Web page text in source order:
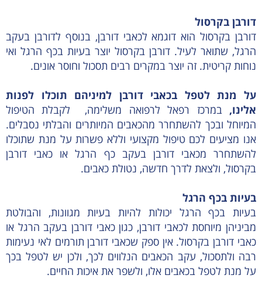
דורבן בקרסול
דורבן בקרסול הוא דוגמא לכאבי דורבן, בנוסף לדורבן בעקב
הרגל, שתואר לעיל. דורבן בקרסול יוצר בעיות בכף הרגל ואי
נוחות קריטית. זה יוצר במקרים רבים תסכול וחוסר אונים.
על מנת לטפל בכאבי דורבן למיניהם תוכלו לפנות
אלינו, במרכז רפאל לרפואה משלימה, לקבלת הטיפול
המיוחל ובכך להשתחרר מהכאבים המיותרים והבלתי נסבלים.
אנו מציעים לכם טיפול מקצועי וללא פשרות על מנת שתוכלו
להשתחרר מכאבי דורבן בעקב כף הרגל או כאבי דורבן
בקרסול, ולצאת לדרך חדשה, נטולת כאבים.
בעיות בכף הרגל
בעיות בכף הרגל יכולות להיות בעיות מגוונות, והבולטת
מביניהן מיוחסת לכאבי דורבן, כגון כאבי דורבן בעקב הרגל או
כאבי דורבן בקרסול. אין ספק שכאבי דורבן תורמים לאי נעימות
רבה ולתסכול, עקב הכאבים הנלווים לכך, ולכן יש לטפל בכך
על מנת לטפל בכאבים אלו, ולשפר את איכות החיים.